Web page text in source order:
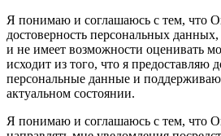
Я понимаю и соглашаюсь с тем, что
достоверность персональных
и не имеет возможности оценивать
исходит из того, что я предоставляю
персональные данные и
актуальном состоянии.
Я понимаю и соглашаюсь с тем, что